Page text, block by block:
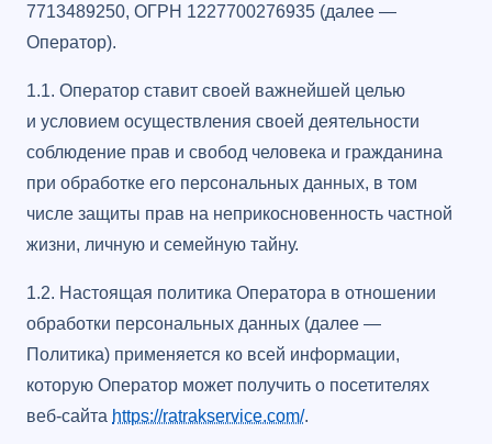
7713489250, ОГРН 1227700276935 (далее —
Оператор).
1.1. Оператор ставит своей важнейшей целью
и условием осуществления своей деятельности
соблюдение прав и свобод человека и гражданина
при обработке его персональных данных, в том
числе защиты прав на неприкосновенность частной
жизни, личную и семейную тайну.
1.2. Настоящая политика Оператора в отношении
обработки персональных данных (далее —
Политика) применяется ко всей информации,
которую Оператор может получить о посетителях
веб-сайта https://ratrakservice.com/.